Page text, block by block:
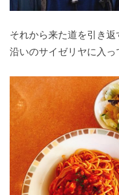
それから来た道を引き
沿いのサイゼリヤに入っ